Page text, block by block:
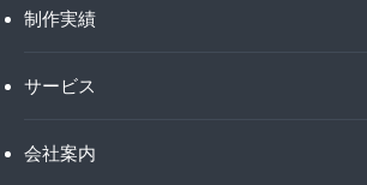
制作実績
サービス
会社案内